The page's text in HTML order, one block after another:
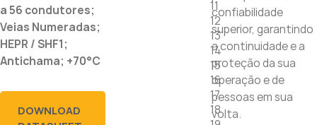
a 56 condutores;
Veias Numeradas;
HEPR / SHF1;
Antichama; +70°C
DOWNLOAD
11
12
13
14
15
16
17
18
confiabilidade
superior, garantindo
a continuidade e a
proteção da sua
operação e de
pessoas em sua
volta.